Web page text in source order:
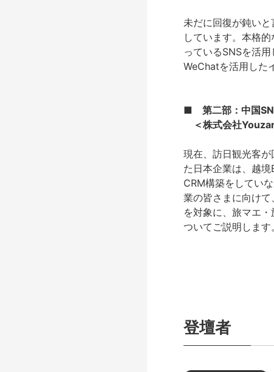
未だに回復が鈍い
しています。本格
っているSNSを活
WeChatを活用した
■ 第二部：中国
＜株式会社
現在、訪日観光客
た日本企業は、越
CRM構築をしてい
業の皆さまに向けて
を対象に、旅マエ
ついてご説明します。
登壇者